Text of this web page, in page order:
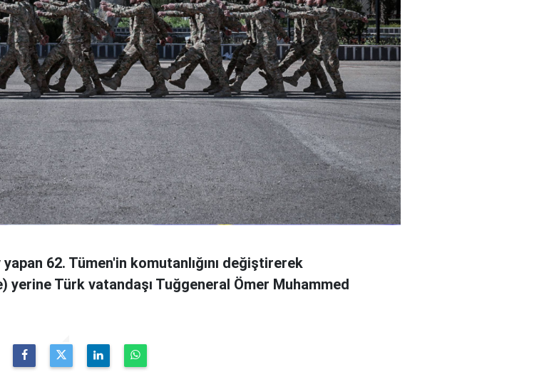
62. Tümen'in komutanlığını değiştirerek
yerine Türk vatandaşı Tuğgeneral Ömer Muhammed